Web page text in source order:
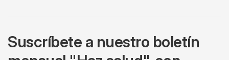
Suscríbete a nuestro boletín